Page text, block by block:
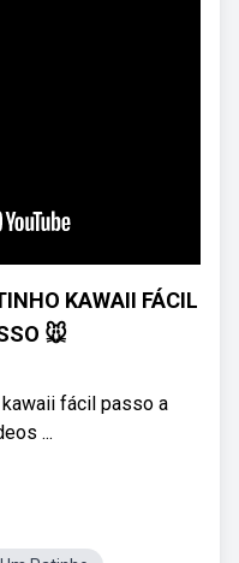
KAWAII FÁCIL
🐭
fácil passo a
...